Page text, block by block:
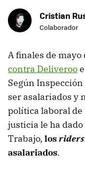
Cristian
Colaborador
A finales de mayo
contra Deliveroo
Según
ser asalariados y
política laboral
justicia le ha
Trabajo, losriders
asalariados.